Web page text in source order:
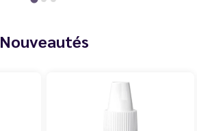
Nouveautés